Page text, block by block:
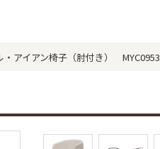
アイアン椅子（肘付き） MYC0953_